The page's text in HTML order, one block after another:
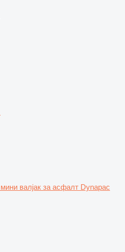
мини валјак за асфалт Dynapac